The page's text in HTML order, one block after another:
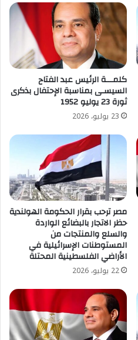
كلمـــة الرئيس عبد الفتاح
السيسـى بمناسبة الإحتفال بذكرى
ثورة 23 يوليو 1952
23 يوليو، 2026
مصر ترحب بقرار الحكومة الهولندية
حظر الاتجار بالبضائع الواردة
والسلع والمنتجات من
المستوطنات الإسرائيلية في
الأراضي الفلسطينية المحتلة
22 يوليو، 2026